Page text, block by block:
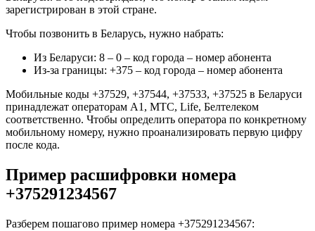
зарегистрирован в этой стране.
Чтобы позвонить в Беларусь, нужно набрать:
Из Беларуси: 8 – 0 – код города – номер абонента
Из-за границы: +375 – код города – номер абонента
Мобильные коды +37529, +37544, +37533, +37525 в Беларуси
принадлежат операторам А1, МТС, Life, Белтелеком
соответственно. Чтобы определить оператора по конкретному
мобильному номеру, нужно проанализировать первую цифру
после кода.
Пример расшифровки номера
+375291234567
Разберем пошагово пример номера +375291234567: